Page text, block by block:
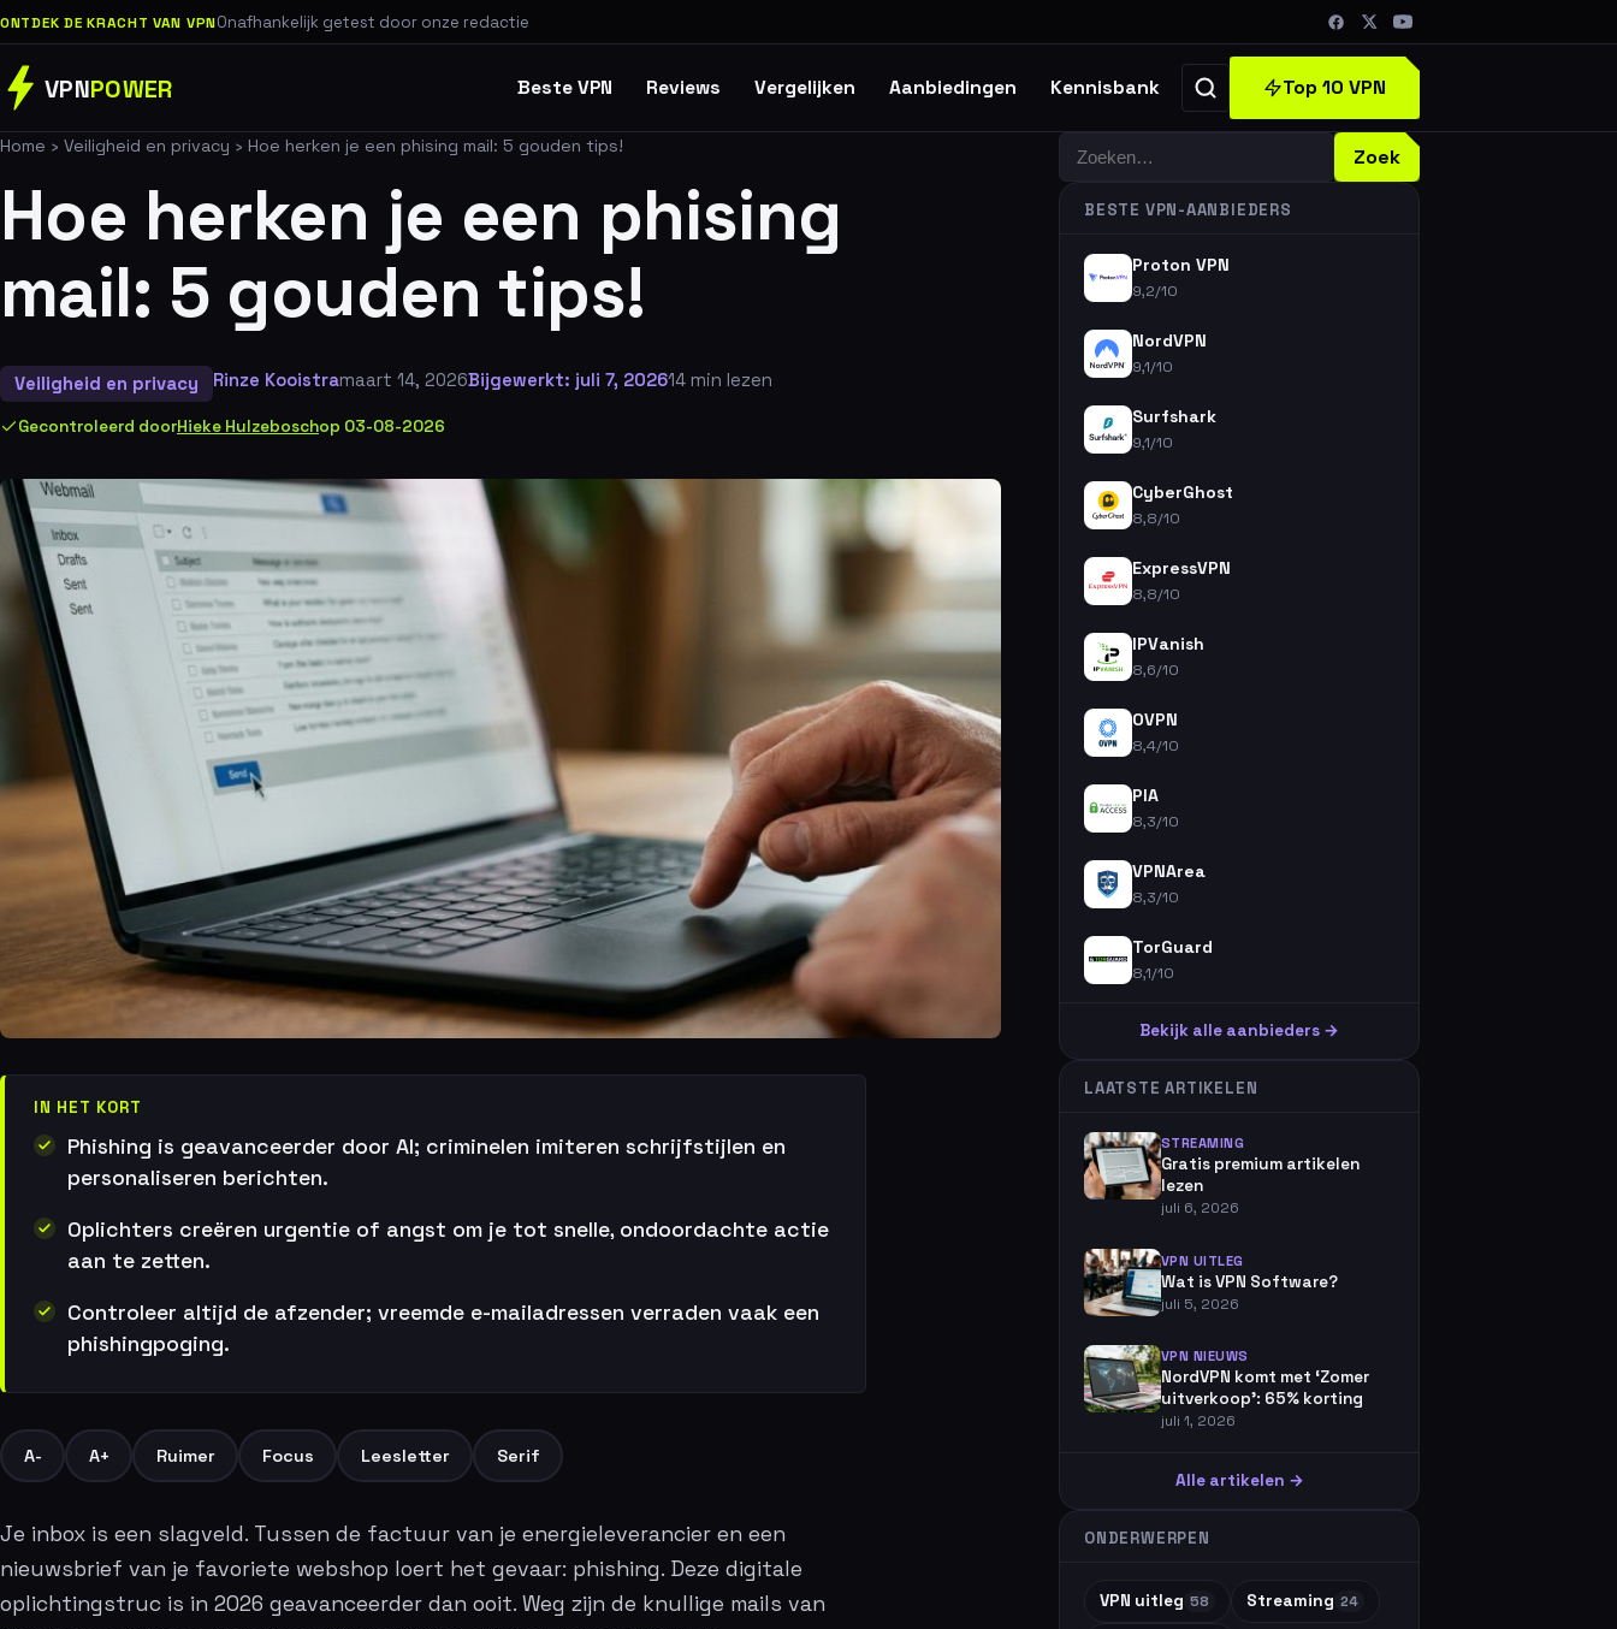
ONTDEK DE KRACHT VAN VPNOnafhankelijk getest door onze redactie
VPNPOWER Beste VPN Reviews Vergelijken Aanbiedingen Kennisbank Top 10 VPN
Home › Veiligheid en privacy › Hoe herken je een phising mail: 5 gouden tips!
Hoe herken je een phising
mail: 5 gouden tips!
Veiligheid en privacy Rinze Kooistramaart 14, 2026Bijgewerkt: juli 7, 202614 min lezen
Gecontroleerd doorHieke Hulzeboschop 03-08-2026
IN HET KORT
Phishing is geavanceerder door AI; criminelen imiteren schrijfstijlen en
personaliseren berichten.
Oplichters creëren urgentie of angst om je tot snelle, ondoordachte actie
aan te zetten.
Controleer altijd de afzender; vreemde e-mailadressen verraden vaak een
phishingpoging.
A- A+ Ruimer Focus Leesletter Serif
Je inbox is een slagveld. Tussen de factuur van je energieleverancier en een
nieuwsbrief van je favoriete webshop loert het gevaar: phishing. Deze digitale
oplichtingstruc is in 2026 geavanceerder dan ooit. Weg zijn de knullige mails van
Zoeken Zoek
BESTE VPN-AANBIEDERS
Proton VPN
9,2/10
NordVPN
9,1/10
Surfshark
9,1/10
CyberGhost
8,8/10
ExpressVPN
8,8/10
IPVanish
8,6/10
OVPN
8,4/10
PIA
8,3/10
VPNArea
8,3/10
TorGuard
8,1/10
Bekijk alle aanbieders →
LAATSTE ARTIKELEN
STREAMING
Gratis premium artikelen
lezen
juli 6, 2026
VPN UITLEG
Wat is VPN Software?
juli 5, 2026
VPN NIEUWS
NordVPN komt met ‘Zomer
uitverkoop’: 65% korting
juli 1, 2026
Alle artikelen →
ONDERWERPEN
VPN uitleg 58 Streaming 24